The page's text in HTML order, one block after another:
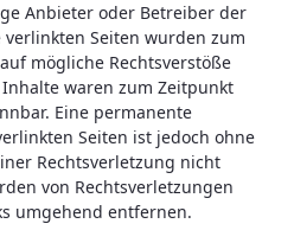
Anbieter oder Betreiber der
Seiten wurden zum
mögliche Rechtsverstöße
waren zum Zeitpunkt
Eine permanente
Seiten ist jedoch ohne
Rechtsverletzung nicht
von Rechtsverletzungen
umgehend entfernen.